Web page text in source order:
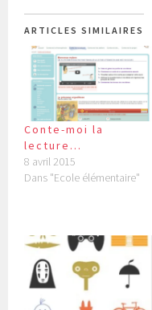
ARTICLES SIMILAIRES
Conte-moi la
lecture…
8 avril 2015
Dans "Ecole élémentaire"